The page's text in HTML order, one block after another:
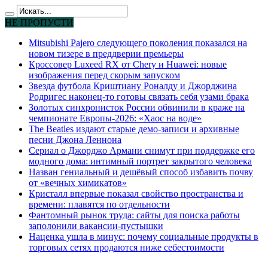
НЕ ПРОПУСТИ
Mitsubishi Pajero следующего поколения показался на
новом тизере в преддверии премьеры
Кроссовер Luxeed RX от Chery и Huawei: новые
изображения перед скорым запуском
Звезда футбола Криштиану Роналду и Джорджина
Родригес наконец-то готовы связать себя узами брака
Золотых синхронисток России обвинили в краже на
чемпионате Европы-2026: «Хаос на воде»
The Beatles издают старые демо-записи и архивные
песни Джона Леннона
Сериал о Джорджо Армани снимут при поддержке его
модного дома: интимный портрет закрытого человека
Назван гениальный и дешёвый способ избавить почву
от «вечных химикатов»
Кристалл впервые показал свойство пространства и
времени: плавятся по отдельности
Фантомный рынок труда: сайты для поиска работы
заполонили вакансии-пустышки
Наценка ушла в минус: почему социальные продукты в
торговых сетях продаются ниже себестоимости